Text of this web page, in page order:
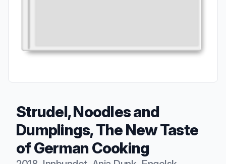
Strudel, Noodles and
Dumplings, The New Taste
of German Cooking